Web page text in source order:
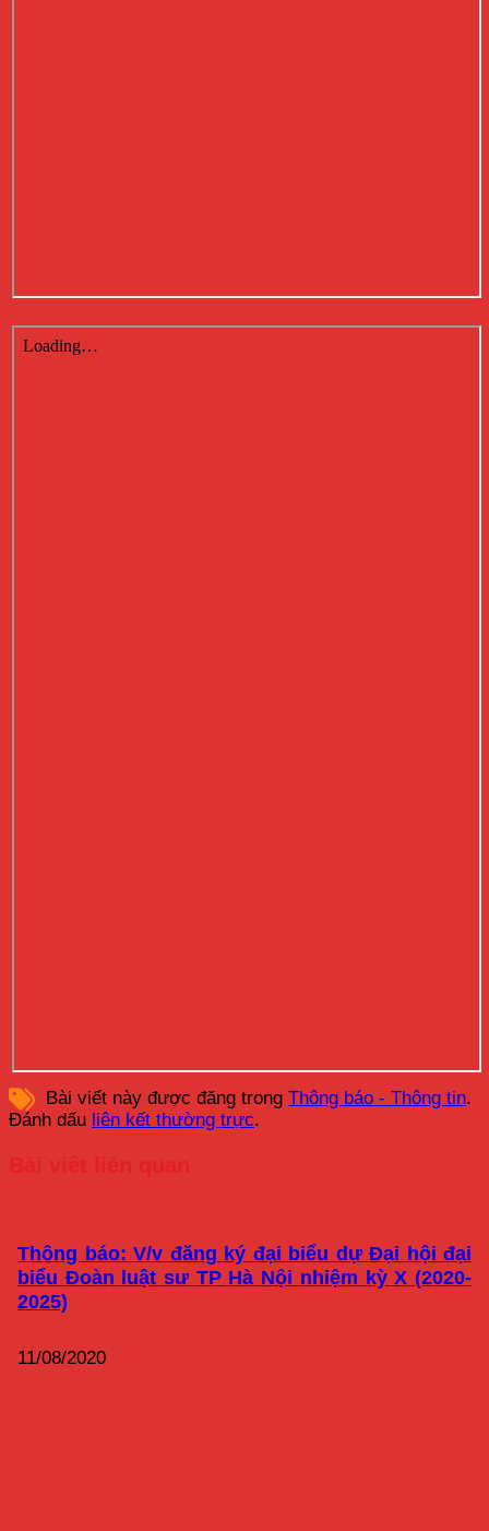
Bài viết này được đăng trong Thông báo - Thông tin.
Đánh dấu liên kết thường trực.
Thông báo: V/v đăng ký đại biểu dự Đại hội đại
biểu Đoàn luật sư TP Hà Nội nhiệm kỳ X (2020-
2025)
11/08/2020